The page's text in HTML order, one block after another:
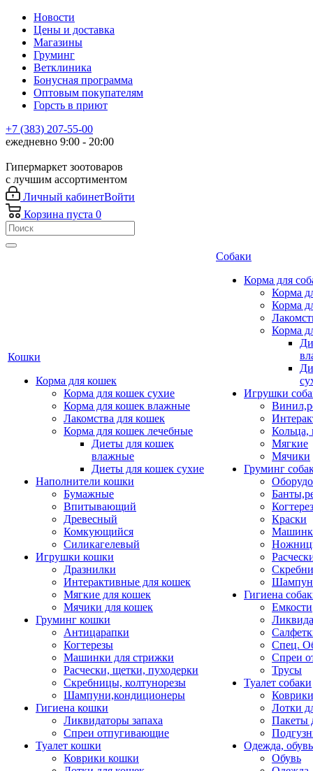
Новости
Цены и доставка
Магазины
Груминг
Ветклиника
Бонусная программа
Оптовым покупателям
Горсть в приют
+7 (383) 207-55-00
ежедневно 9:00 - 20:00
Гипермаркет зоотоваров
с лучшим ассортиментом
Личный кабинетВойти
Корзина пуста 0
Кошки
Корма для кошек
Корма для кошек сухие
Корма для кошек влажные
Лакомства для кошек
Корма для кошек лечебные
Диеты для кошек
влажные
Диеты для кошек сухие
Наполнители кошки
Бумажные
Впитывающий
Древесный
Комкующийся
Силикагелевый
Игрушки кошки
Дразнилки
Интерактивные для кошек
Мягкие для кошек
Мячики для кошек
Груминг кошки
Антицарапки
Когтерезы
Машинки для стрижки
Расчески, щетки, пуходерки
Скребницы, колтунорезы
Шампуни,кондиционеры
Гигиена кошки
Ликвидаторы запаха
Спреи отпугивающие
Туалет кошки
Коврики кошки
Собаки
Корма для
Корма
Корма
Корма
Игрушки
Кольца,
Мягкие
Мячики
Груминг
Краски
Гигиена
Емкости
Спец.
Спреи
Трусы
Туалет собаки
Коврики
Лотки
Пакеты
Одежда, обувь
Обувь